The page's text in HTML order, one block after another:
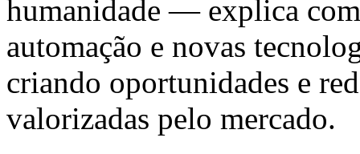
humanidade — explica
automação e novas
criando oportunidades e
valorizadas pelo mercado.